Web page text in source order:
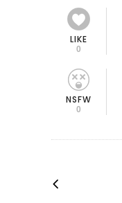
LIKE
0
NSFW
0